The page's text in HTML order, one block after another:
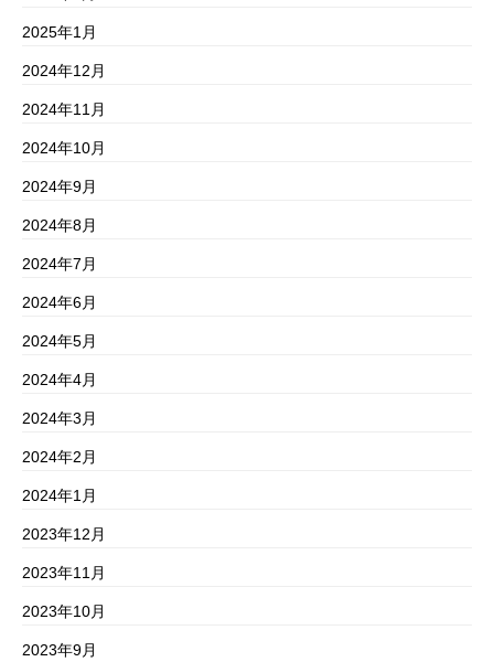
2025年1月
2024年12月
2024年11月
2024年10月
2024年9月
2024年8月
2024年7月
2024年6月
2024年5月
2024年4月
2024年3月
2024年2月
2024年1月
2023年12月
2023年11月
2023年10月
2023年9月